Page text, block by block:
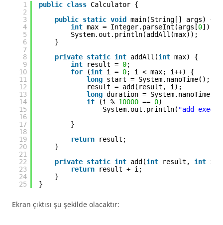
1
2
3
4
5
6
7
8
9
10
11
12
13
14
15
16
17
18
19
20
21
22
23
24
25
public class Calculator {
public static void
main(String[] args) {
int max = Integer.parseInt(args[0]);
System.out.println(addAll(max));
}
private static int addAll(int max) {
int
result = 0;
for
(int i = 0; i < max; i++) {
long start = System.nanoTime();
result = add(result, i);
long duration =
if
(i % 10000 == 0)
System.out.println( "add
}
return
result;
}
private static int add(int result, int i)
return
result + i;
}
}
Ekran çıktısı şu şekilde olacaktır: